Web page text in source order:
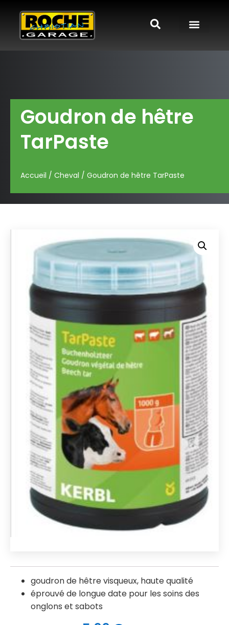
Goudron de hêtre
TarPaste
Accueil / Cheval / Goudron de hêtre TarPaste
goudron de hêtre visqueux, haute qualité
éprouvé de longue date pour les soins des
onglons et sabots